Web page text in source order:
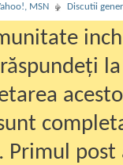
MSN Discutii
. Primul